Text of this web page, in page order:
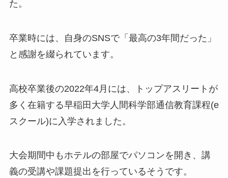
た。
卒業時には、自身のSNSで「最高の3年間だった」
と感謝を綴られています。
高校卒業後の2022年4月には、トップアスリートが
多く在籍する早稲田大学人間科学部通信教育課程(e
スクール)に入学されました。
大会期間中もホテルの部屋でパソコンを開き、講
義の受講や課題提出を行っているそうです。